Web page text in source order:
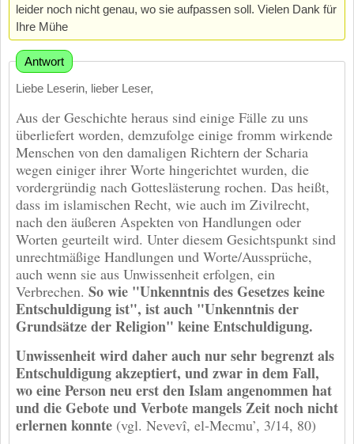
leider noch nicht genau, wo sie aufpassen soll. Vielen Dank für
Ihre Mühe
Antwort
Liebe Leserin, lieber Leser,
Aus der Geschichte heraus sind einige Fälle zu uns
überliefert worden, demzufolge einige fromm wirkende
Menschen von den damaligen Richtern der Scharia
wegen einiger ihrer Worte hingerichtet wurden, die
vordergründig nach Gotteslästerung rochen. Das heißt,
dass im islamischen Recht, wie auch im Zivilrecht,
nach den äußeren Aspekten von Handlungen oder
Worten geurteilt wird. Unter diesem Gesichtspunkt sind
unrechtmäßige Handlungen und Worte/Aussprüche,
auch wenn sie aus Unwissenheit erfolgen, ein
Verbrechen. So wie "Unkenntnis des Gesetzes keine
Entschuldigung ist", ist auch "Unkenntnis der
Grundsätze der Religion" keine Entschuldigung.
Unwissenheit wird daher auch nur sehr begrenzt als
Entschuldigung akzeptiert, und zwar in dem Fall,
wo eine Person neu erst den Islam angenommen hat
und die Gebote und Verbote mangels Zeit noch nicht
erlernen konnte (vgl. Nevevî, el-Mecmu’, 3/14, 80)